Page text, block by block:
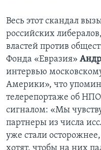
Весь этот скандал
российских
властей против
Фонда «Евразия»
интервью
Америки», что
телерепортаже об
сигналом: «Мы
партнеры из числа
уже стали